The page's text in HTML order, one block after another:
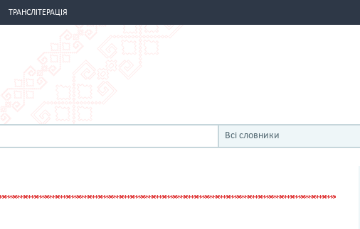
ТРАНСЛІТЕРАЦІЯ
Всі словники